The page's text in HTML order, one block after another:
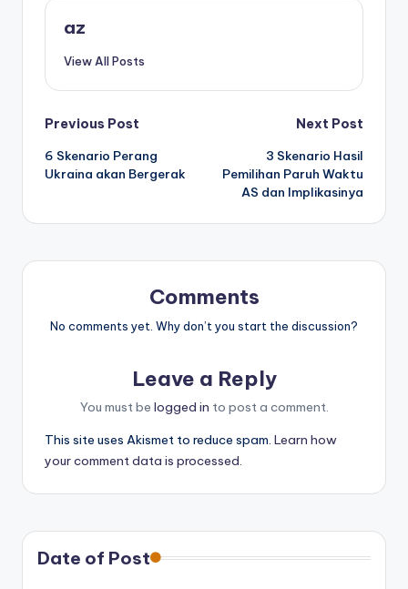
az
View All Posts
Post
navigation
Previous Post
6 Skenario Perang
Ukraina akan Bergerak
Next Post
3 Skenario Hasil
Pemilihan Paruh Waktu
AS dan Implikasinya
Comments
No comments yet. Why don’t you start the discussion?
Leave a Reply
You must be logged in to post a comment.
This site uses Akismet to reduce spam. Learn how
your comment data is processed.
Date of Post